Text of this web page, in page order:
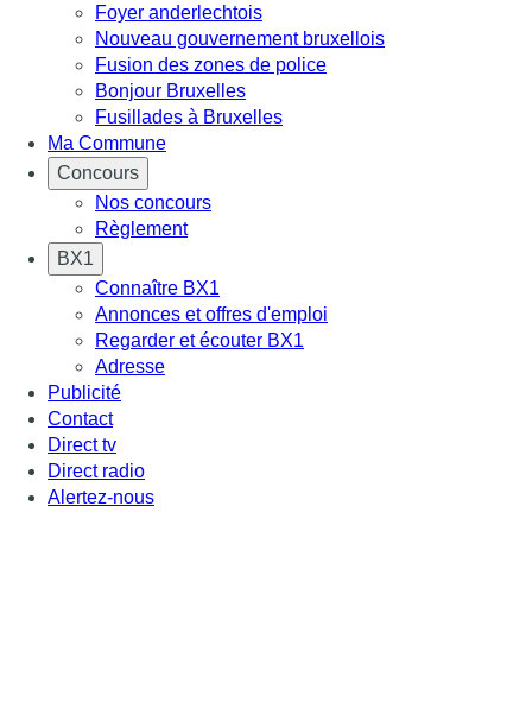
Foyer anderlechtois
Nouveau gouvernement bruxellois
Fusion des zones de police
Bonjour Bruxelles
Fusillades à Bruxelles
Ma Commune
Concours
Nos concours
Règlement
BX1
Connaître BX1
Annonces et offres d'emploi
Regarder et écouter BX1
Adresse
Publicité
Contact
Direct tv
Direct radio
Alertez-nous